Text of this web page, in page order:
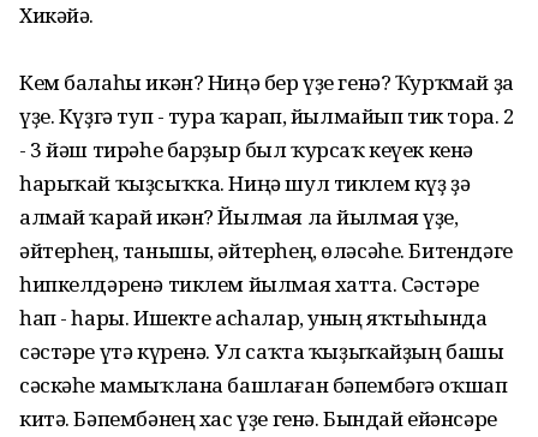
Хикәйә.
Кем балаһы икән? Ниңә бер үҙе генә? Ҡурҡмай ҙа
үҙе. Күҙгә туп - тура ҡарап, йылмайып тик тора. 2
- 3 йәш тирәһе барҙыр был ҡурсаҡ кеүек кенә
һарыҡай ҡыҙсыҡҡа. Ниңә шул тиклем күҙ ҙә
алмай ҡарай икән? Йылмая ла йылмая үҙе,
әйтерһең, танышы, әйтерһең, өләсәһе. Битендәге
һипкелдәренә тиклем йылмая хатта. Сәстәре
һап - һары. Ишекте асһалар, уның яҡтыһында
сәстәре үтә күренә. Ул саҡта ҡыҙыҡайҙың башы
сәскәһе мамыҡлана башлаған бәпембәгә оҡшап
китә. Бәпембәнең хас үҙе генә. Бындай ейәнсәре